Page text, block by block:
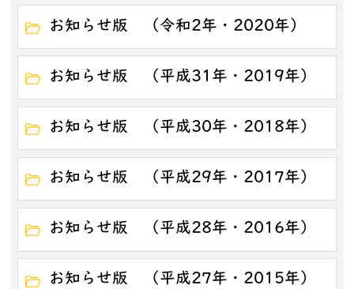
お知らせ版 （令和2年・2020年）
お知らせ版 （平成31年・2019年）
お知らせ版 （平成30年・2018年）
お知らせ版 （平成29年・2017年）
お知らせ版 （平成28年・2016年）
お知らせ版 （平成27年・2015年）